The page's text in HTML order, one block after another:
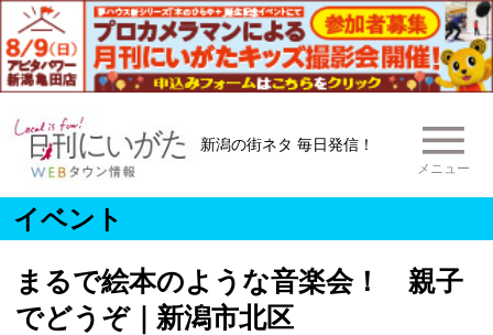
新潟の街ネタ 毎日発信！
メニュー
イベント
まるで絵本のような音楽会！ 親子
でどうぞ｜新潟市北区